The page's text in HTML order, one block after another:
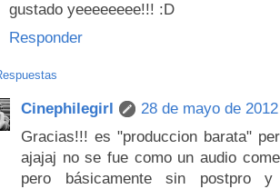
gustado yeeeeeeee!!! :D
Responder
Cinephilegirl
28 de mayo de
Gracias!!! es "produccion barata"
ajajaj no se fue como un audio
pero básicamente sin postpro